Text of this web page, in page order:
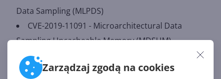
Zarządzaj zgodą na cookies
Data Sampling (MLPDS)
CVE-2019-11091 - Microarchitectural Data
Sampling Uncacheable Memory (MDSUM)
Microsoft ostrzega również, że podatności te mogą